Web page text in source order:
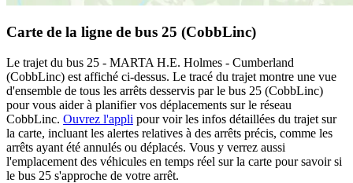
Carte de la ligne de bus 25 (CobbLinc)
Le trajet du bus 25 - MARTA H.E. Holmes - Cumberland
(CobbLinc) est affiché ci-dessus. Le tracé du trajet montre une vue
d'ensemble de tous les arrêts desservis par le bus 25 (CobbLinc)
pour vous aider à planifier vos déplacements sur le réseau
CobbLinc. Ouvrez l'appli pour voir les infos détaillées du trajet sur
la carte, incluant les alertes relatives à des arrêts précis, comme les
arrêts ayant été annulés ou déplacés. Vous y verrez aussi
l'emplacement des véhicules en temps réel sur la carte pour savoir si
le bus 25 s'approche de votre arrêt.